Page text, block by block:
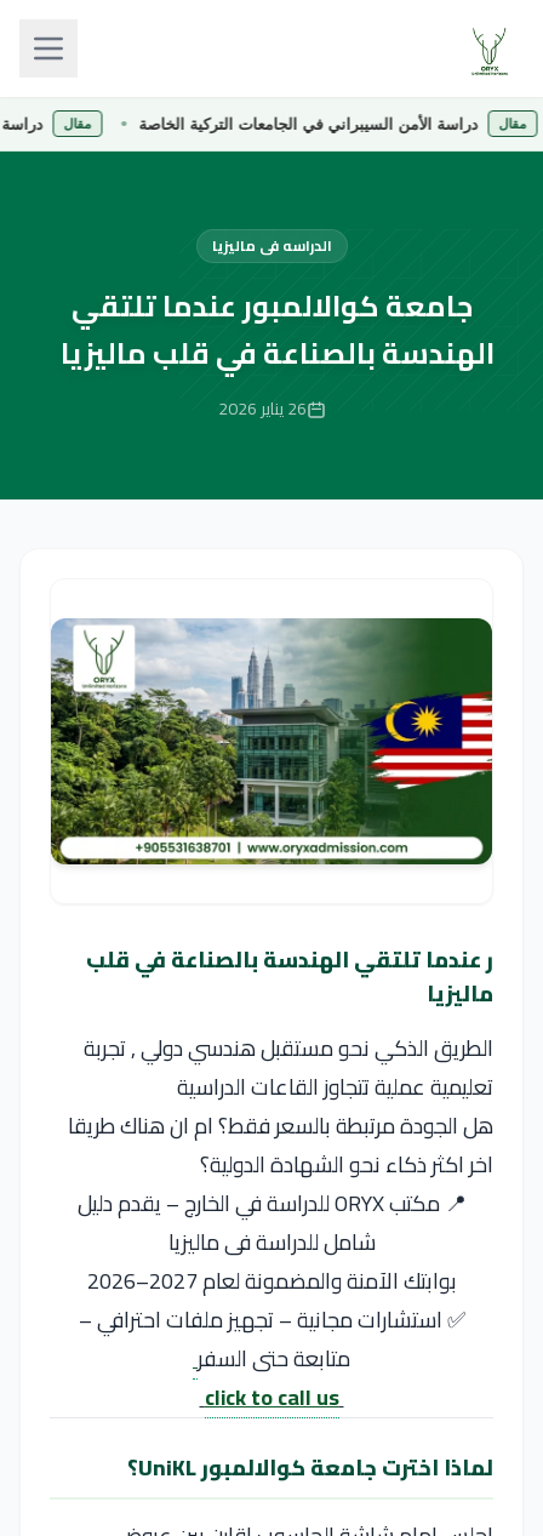
دراسة الأمن السيبراني في الجامعات التركية الخاصة مقال دراسة
الدراسه فى ماليزيا
جامعة كوالالمبور عندما تلتقي
الهندسة بالصناعة في قلب ماليزيا
26 يناير 2026
ر عندما تلتقي الهندسة بالصناعة في قلب
ماليزيا
الطريق الذكي نحو مستقبل هندسي دولي , تجربة
تعليمية عملية تتجاوز القاعات الدراسية
هل الجودة مرتبطة بالسعر فقط؟ ام ان هناك طريقا
اخر اكثر ذكاء نحو الشهادة الدولية؟
📍 مكتب ORYX للدراسة في الخارج – يقدم دليل
شامل للدراسة فى ماليزيا
بوابتك الآمنة والمضمونة لعام 2027–2026
✅ استشارات مجانية – تجهيز ملفات احترافي –
متابعة حتى السفر
click to call us
لماذا اخترت جامعة كوالالمبور UniKL؟